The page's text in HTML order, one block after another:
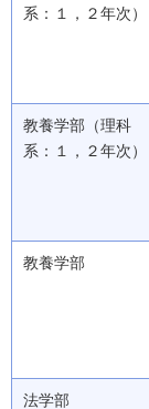
系：１，２年次）
教養学部（理科
系：１，２年次）
教養学部
法学部